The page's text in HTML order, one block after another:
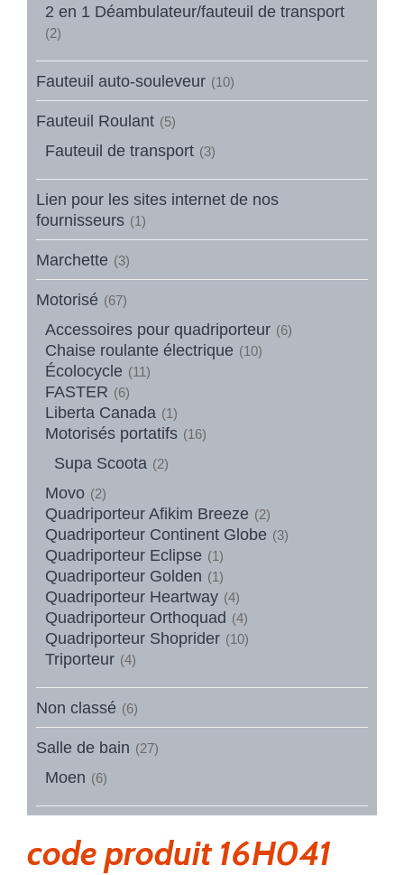
2 en 1 Déambulateur/fauteuil de transport
(2)
Fauteuil auto-souleveur (10)
Fauteuil Roulant (5)
Fauteuil de transport (3)
Lien pour les sites internet de nos
fournisseurs (1)
Marchette (3)
Motorisé (67)
Accessoires pour quadriporteur (6)
Chaise roulante électrique (10)
Écolocycle (11)
FASTER (6)
Liberta Canada (1)
Motorisés portatifs (16)
Supa Scoota (2)
Movo (2)
Quadriporteur Afikim Breeze (2)
Quadriporteur Continent Globe (3)
Quadriporteur Eclipse (1)
Quadriporteur Golden (1)
Quadriporteur Heartway (4)
Quadriporteur Orthoquad (4)
Quadriporteur Shoprider (10)
Triporteur (4)
Non classé (6)
Salle de bain (27)
Moen (6)
code produit 16H041